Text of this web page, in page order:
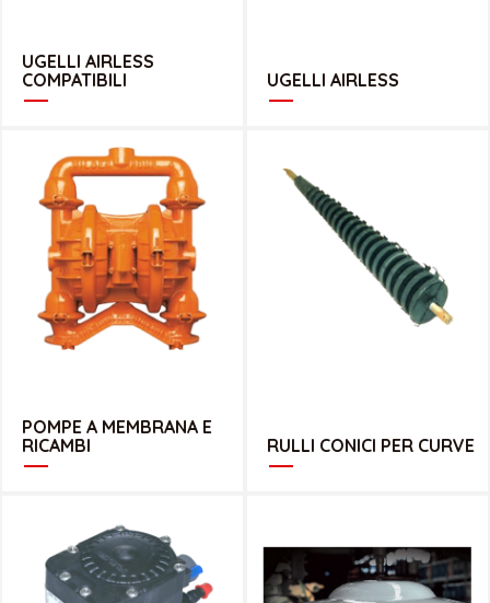
UGELLI AIRLESS
COMPATIBILI
UGELLI AIRLESS
POMPE A MEMBRANA E
RICAMBI
CATALOGO POMPE A MEMBRANA E RICAMBI
RULLI CONICI PER CURVE
CATALOGO RULLI CONICI PER CURVE